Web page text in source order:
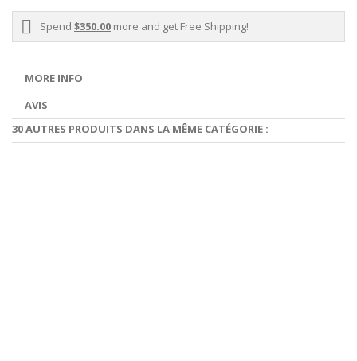
Spend $350.00 more and get Free Shipping!
MORE INFO
AVIS
30 AUTRES PRODUITS DANS LA MÊME CATÉGORIE :